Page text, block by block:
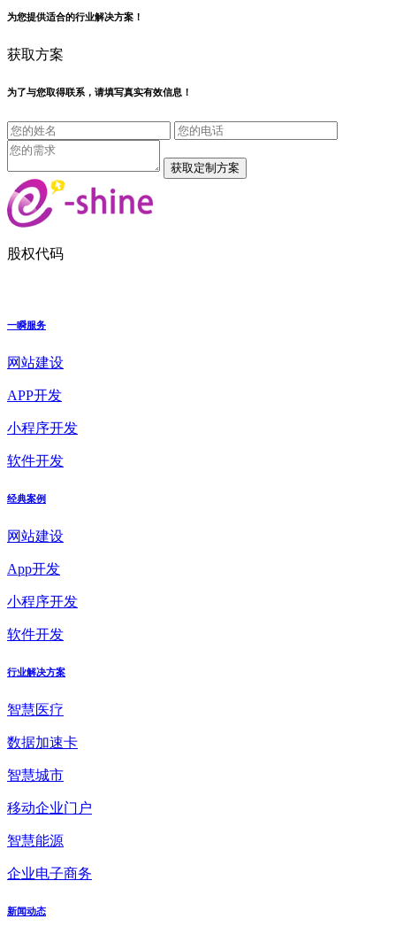
为您提供适合的行业解决方案！
获取方案
为了与您取得联系，请填写真实有效信息！
股权代码
一瞬服务
网站建设
APP开发
小程序开发
软件开发
经典案例
网站建设
App开发
小程序开发
软件开发
行业解决方案
智慧医疗
数据加速卡
智慧城市
移动企业门户
智慧能源
企业电子商务
新闻动态